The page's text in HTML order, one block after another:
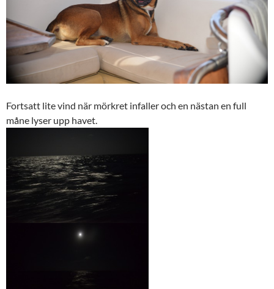
Fortsatt lite vind när mörkret infaller och en nästan en full
måne lyser upp havet.